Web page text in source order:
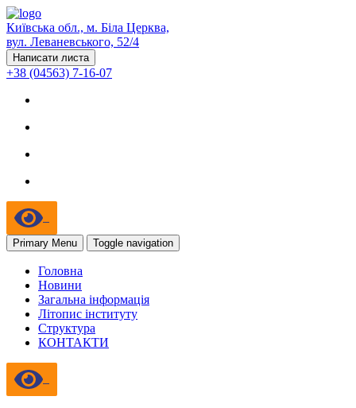
Київська обл., м. Біла Церква,
вул. Леваневського, 52/4
Написати листа
+38 (04563) 7-16-07
Primary Menu Toggle navigation
Головна
Новини
Загальна інформація
Літопис інституту
Структура
КОНТАКТИ